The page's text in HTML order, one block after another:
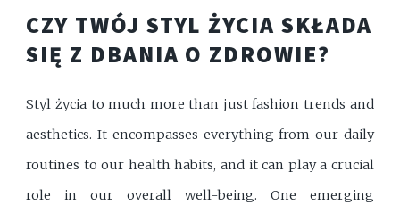
CZY TWÓJ STYL ŻYCIA SKŁADA
SIĘ Z DBANIA O ZDROWIE?
Styl życia to much more than just fashion trends and
aesthetics. It encompasses everything from our daily
routines to our health habits, and it can play a crucial
role in our overall well-being. One emerging